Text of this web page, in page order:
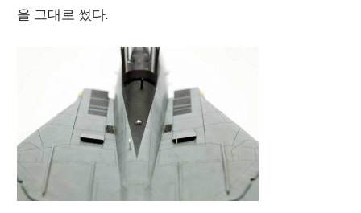
을 그대로 썼다.